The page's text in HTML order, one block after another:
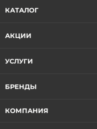
КАТАЛОГ
АКЦИИ
УСЛУГИ
БРЕНДЫ
КОМПАНИЯ